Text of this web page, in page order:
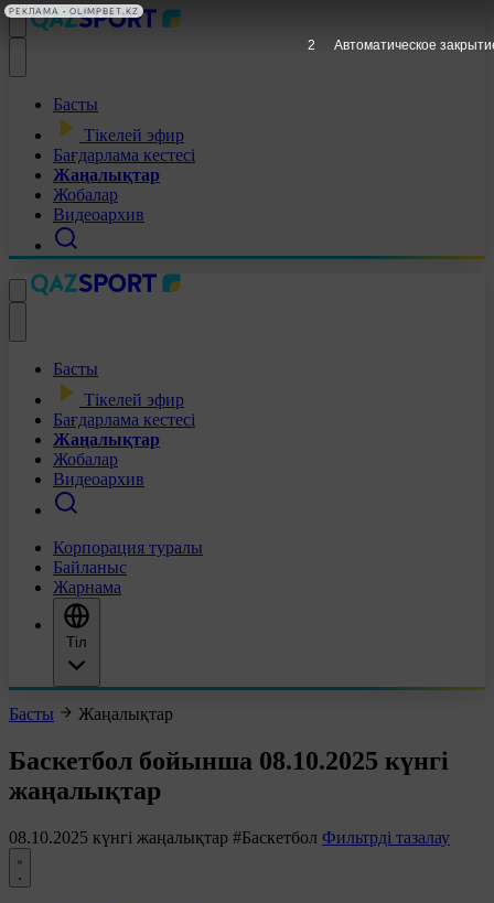
Басты
Тікелей эфир
Бағдарлама кестесі
Жаңалықтар
Жобалар
Видеоархив
Басты
Тікелей эфир
Бағдарлама кестесі
Жаңалықтар
Жобалар
Видеоархив
Корпорация туралы
Байланыс
Жарнама
Тіл
Басты Жаңалықтар
Баскетбол бойынша 08.10.2025 күнгі
жаңалықтар
08.10.2025 күнгі жаңалықтар #Баскетбол Фильтрді тазалау
1 Автоматическое
РЕКЛАМА • OLIMPBET.KZ